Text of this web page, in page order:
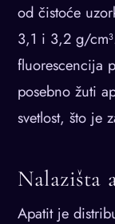
od čistoće
3,1 i 3,2 g/
fluorescencija
posebno žuti
svetlost, što je
Nalazišta
Apatit je